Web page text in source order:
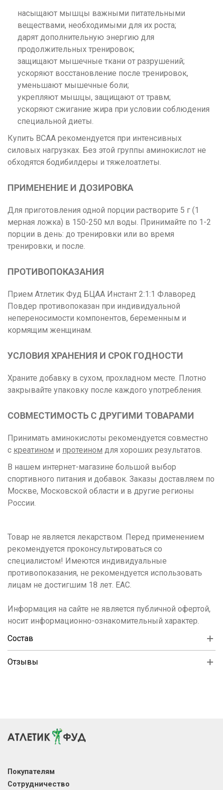
насыщают мышцы важными питательными
веществами, необходимыми для их роста;
дарят дополнительную энергию для
продолжительных тренировок;
защищают мышечные ткани от разрушений;
ускоряют восстановление после тренировок,
уменьшают мышечные боли;
укрепляют мышцы, защищают от травм;
ускоряют сжигание жира при условии соблюдения
специальной диеты.
Купить BCAA рекомендуется при интенсивных
силовых нагрузках. Без этой группы аминокислот не
обходятся бодибилдеры и тяжелоатлеты.
ПРИМЕНЕНИЕ И ДОЗИРОВКА
Для приготовления одной порции растворите 5 г (1
мерная ложка) в 150-250 мл воды. Принимайте по 1-2
порции в день: до тренировки или во время
тренировки, и после.
ПРОТИВОПОКАЗАНИЯ
Прием Атлетик Фуд БЦАА Инстант 2:1:1 Флаворед
Повдер противопоказан при индивидуальной
непереносимости компонентов, беременным и
кормящим женщинам.
УСЛОВИЯ ХРАНЕНИЯ И СРОК ГОДНОСТИ
Храните добавку в сухом, прохладном месте. Плотно
закрывайте упаковку после каждого употребления.
СОВМЕСТИМОСТЬ С ДРУГИМИ ТОВАРАМИ
Принимать аминокислоты рекомендуется совместно
с креатином и протеином для хороших результатов.
В нашем интернет-магазине большой выбор
спортивного питания и добавок. Заказы доставляем по
Москве, Московской области и в другие регионы
России.
Товар не является лекарством. Перед применением
рекомендуется проконсультироваться со
специалистом! Имеются индивидуальные
противопоказания, не рекомендуется использовать
лицам не достигшим 18 лет. ЕАС.
Информация на сайте не является публичной офертой,
носит информационно-ознакомительный характер.
Состав
Отзывы
Покупателям
Сотрудничество